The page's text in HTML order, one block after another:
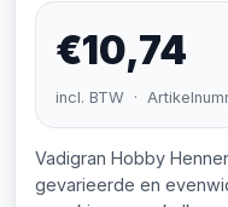
€10,74
incl. BTW ·
Vadigran Hobby
gevarieerde en